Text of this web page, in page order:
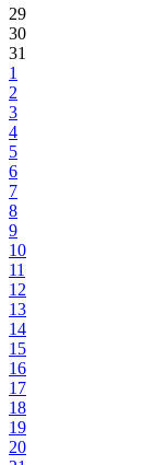
29
30
31
1
2
3
4
5
6
7
8
9
10
11
12
13
14
15
16
17
18
19
20